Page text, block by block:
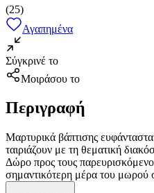
(25)
Αγαπημένα
Σύγκρινέ το
Μοιράσου το
Περιγραφή
Μαρτυρικά βάπτισης ευφάνταστα
ταιριάζουν με τη θεματική
Δώρο προς τους
σημαντικότερη μέρα του μωρού